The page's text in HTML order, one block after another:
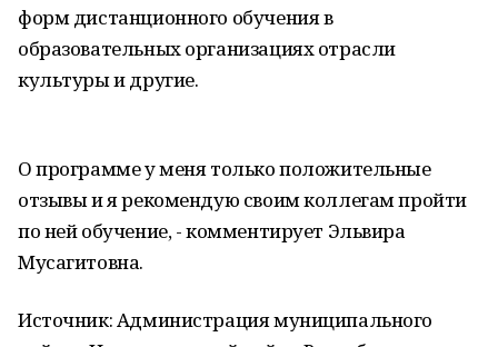
форм дистанционного обучения в
образовательных организациях отрасли
культуры и другие.
О программе у меня только положительные
отзывы и я рекомендую своим коллегам пройти
по ней обучение, - комментирует Эльвира
Мусагитовна.
Источник: Администрация муниципального